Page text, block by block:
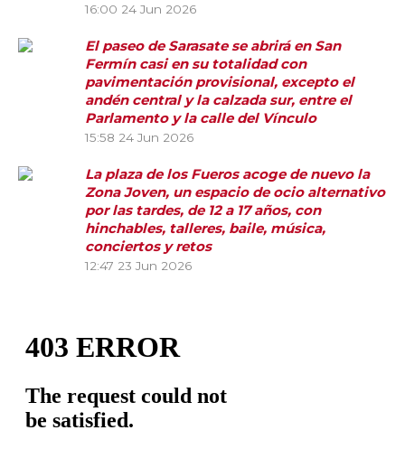
16:00 24 Jun 2026
El paseo de Sarasate se abrirá en San
Fermín casi en su totalidad con
pavimentación provisional, excepto el
andén central y la calzada sur, entre el
Parlamento y la calle del Vínculo
15:58 24 Jun 2026
La plaza de los Fueros acoge de nuevo la
Zona Joven, un espacio de ocio alternativo
por las tardes, de 12 a 17 años, con
hinchables, talleres, baile, música,
conciertos y retos
12:47 23 Jun 2026